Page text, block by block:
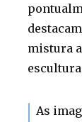
mistura
As